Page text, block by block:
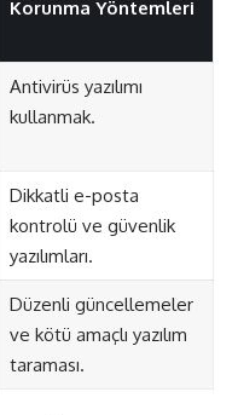
Korunma Yöntemleri
Antivirüs yazılımı
kullanmak.
Dikkatli e-posta
kontrolü ve güvenlik
yazılımları.
Düzenli güncellemeler
ve kötü amaçlı yazılım
taraması.